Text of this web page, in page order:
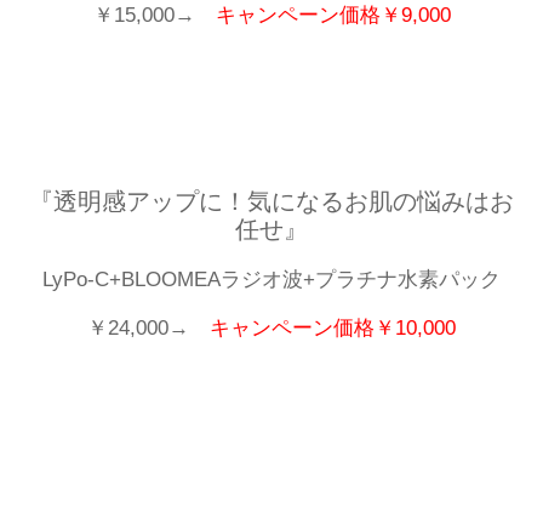
￥15,000→ キャンペーン価格￥9,000
『透明感アップに！気になるお肌の悩みはお
任せ』
LyPo-C+BLOOMEAラジオ波+プラチナ水素パック
￥24,000→ キャンペーン価格￥10,000